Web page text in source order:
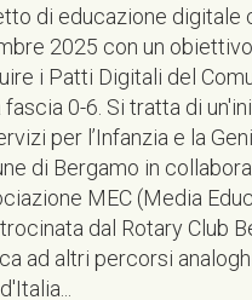
di educazione digitale
2025 con un
i Patti Digitali del
fascia 0-6. Si tratta di
per l’Infanzia e la
di Bergamo in
MEC (Media
dal Rotary Club
ad altri percorsi